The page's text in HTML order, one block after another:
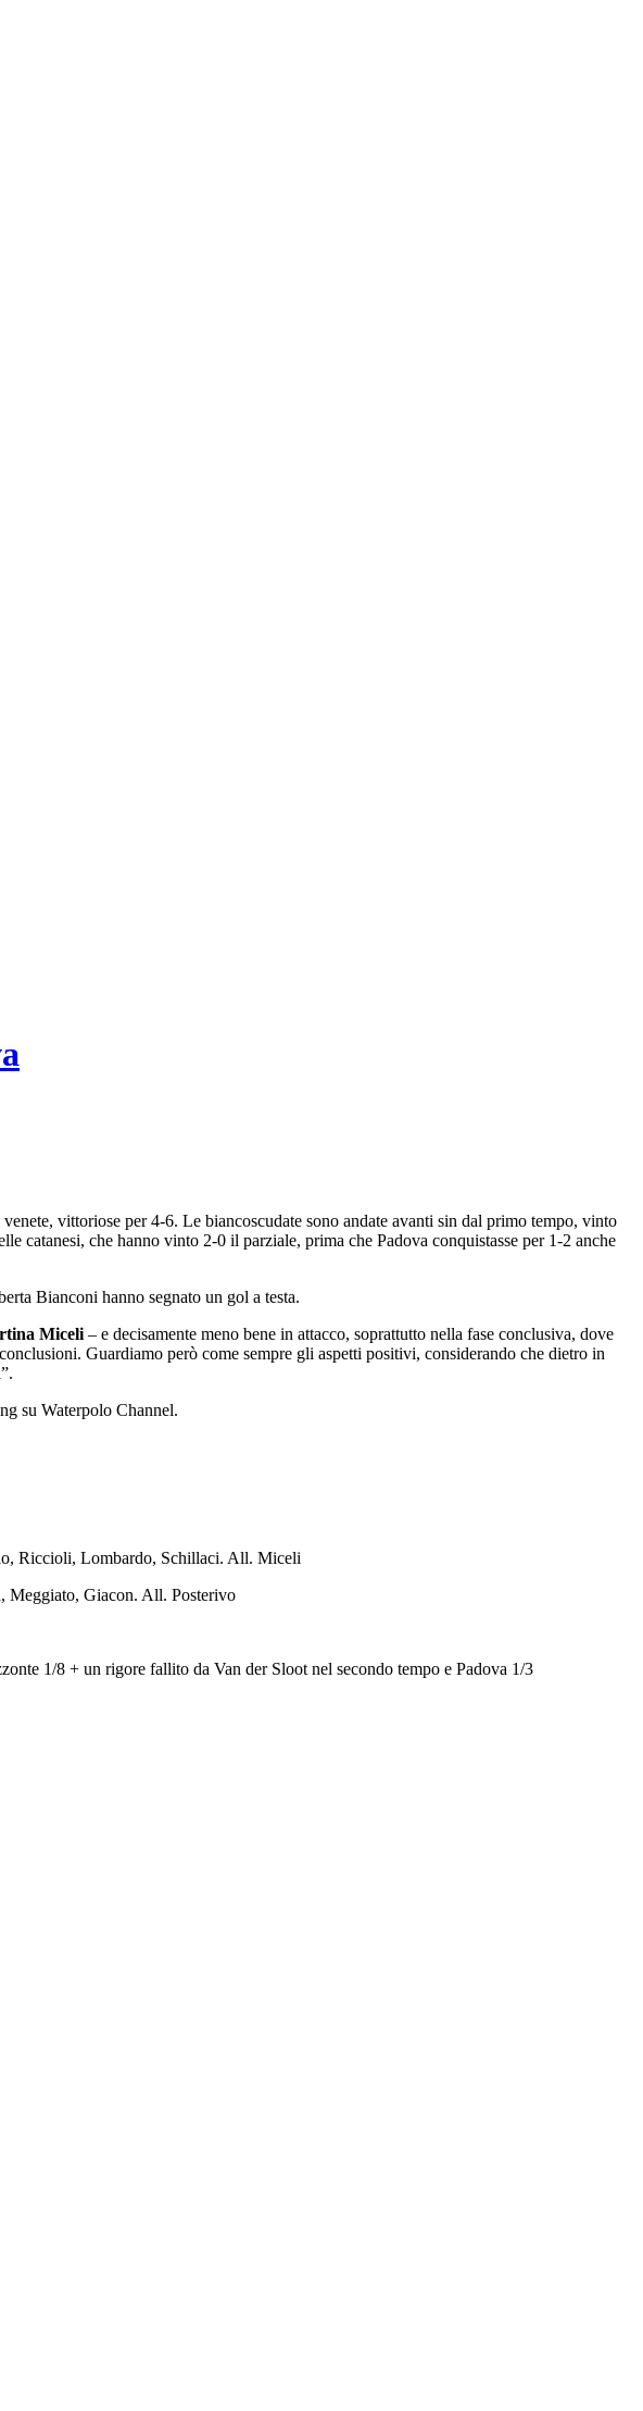
vittoriose per 4-6. Le biancoscudate sono andate avanti sin dal primo tempo, vinto
catanesi, che hanno vinto 2-0 il parziale, prima che Padova conquistasse per 1-2 anche
Bianconi hanno segnato un gol a testa.
Miceli – e decisamente meno bene in attacco, soprattutto nella fase conclusiva, dove
Guardiamo però come sempre gli aspetti positivi, considerando che dietro in
su Waterpolo Channel.
Riccioli, Lombardo, Schillaci. All. Miceli
Meggiato, Giacon. All. Posterivo
1/8 + un rigore fallito da Van der Sloot nel secondo tempo e Padova 1/3